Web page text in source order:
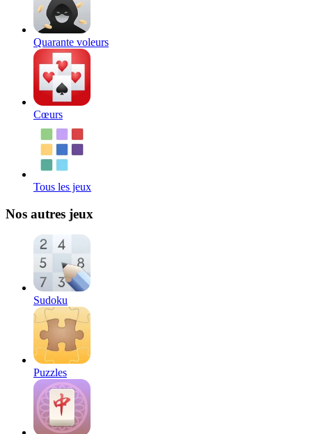
Quarante voleurs
Cœurs
Tous les jeux
Nos autres jeux
Sudoku
Puzzles